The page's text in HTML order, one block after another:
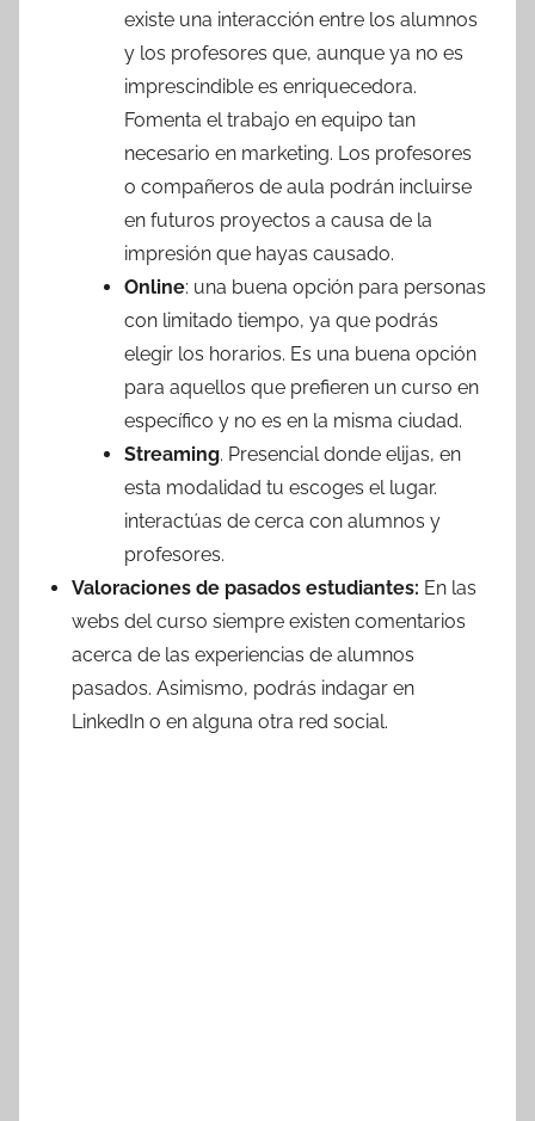
existe una interacción entre los alumnos
y los profesores que, aunque ya no es
imprescindible es enriquecedora.
Fomenta el trabajo en equipo tan
necesario en marketing. Los profesores
o compañeros de aula podrán incluirse
en futuros proyectos a causa de la
impresión que hayas causado.
Online: una buena opción para personas
con limitado tiempo, ya que podrás
elegir los horarios. Es una buena opción
para aquellos que prefieren un curso en
específico y no es en la misma ciudad.
Streaming. Presencial donde elijas, en
esta modalidad tu escoges el lugar.
interactúas de cerca con alumnos y
profesores.
Valoraciones de pasados estudiantes: En las
webs del curso siempre existen comentarios
acerca de las experiencias de alumnos
pasados. Asimismo, podrás indagar en
LinkedIn o en alguna otra red social.